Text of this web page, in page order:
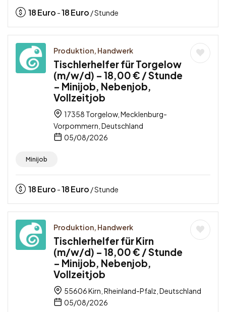
18Euro -18Euro / Stunde
Produktion, Handwerk
Tischlerhelfer für Torgelow
(m/w/d) – 18,00 € / Stunde
– Minijob, Nebenjob,
Vollzeitjob
17358 Torgelow, Mecklenburg-
Vorpommern, Deutschland
05/08/2026
Minijob
18Euro -18Euro / Stunde
Produktion, Handwerk
Tischlerhelfer für Kirn
(m/w/d) – 18,00 € / Stunde
– Minijob, Nebenjob,
Vollzeitjob
55606 Kirn, Rheinland-Pfalz, Deutschland
05/08/2026